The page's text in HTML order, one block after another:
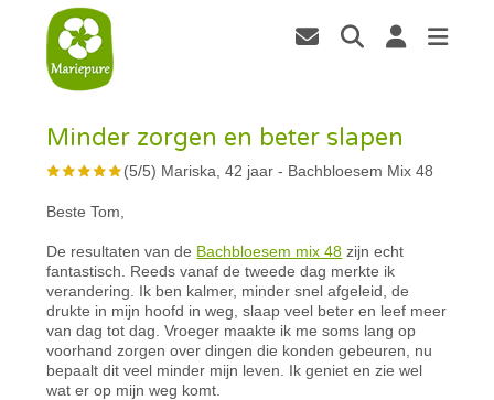
Minder zorgen en beter slapen
(5/5) Mariska, 42 jaar - Bachbloesem Mix 48
Beste Tom,
De resultaten van de Bachbloesem mix 48 zijn echt
fantastisch. Reeds vanaf de tweede dag merkte ik
verandering. Ik ben kalmer, minder snel afgeleid, de
drukte in mijn hoofd in weg, slaap veel beter en leef meer
van dag tot dag. Vroeger maakte ik me soms lang op
voorhand zorgen over dingen die konden gebeuren, nu
bepaalt dit veel minder mijn leven. Ik geniet en zie wel
wat er op mijn weg komt.